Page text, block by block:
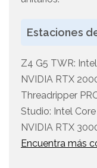
Estaciones
Z4 G5 TWR:
NVIDIA RTX
Threadripper
Studio: Intel
NVIDIA RTX
Encuentra más